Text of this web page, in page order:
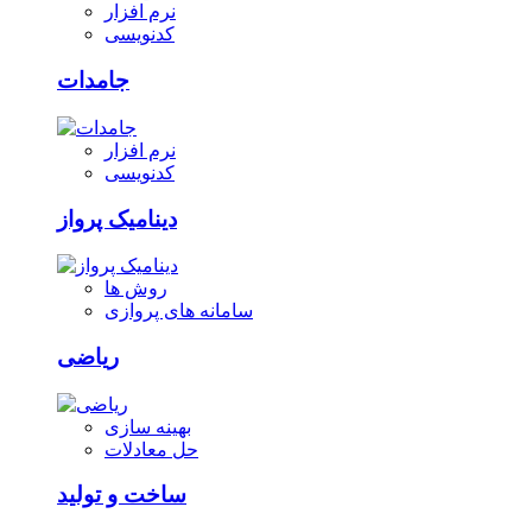
نرم افزار
کدنویسی
جامدات
نرم افزار
کدنویسی
دینامیک پرواز
روش ها
سامانه های پروازی
ریاضی
بهینه سازی
حل معادلات
ساخت و تولید